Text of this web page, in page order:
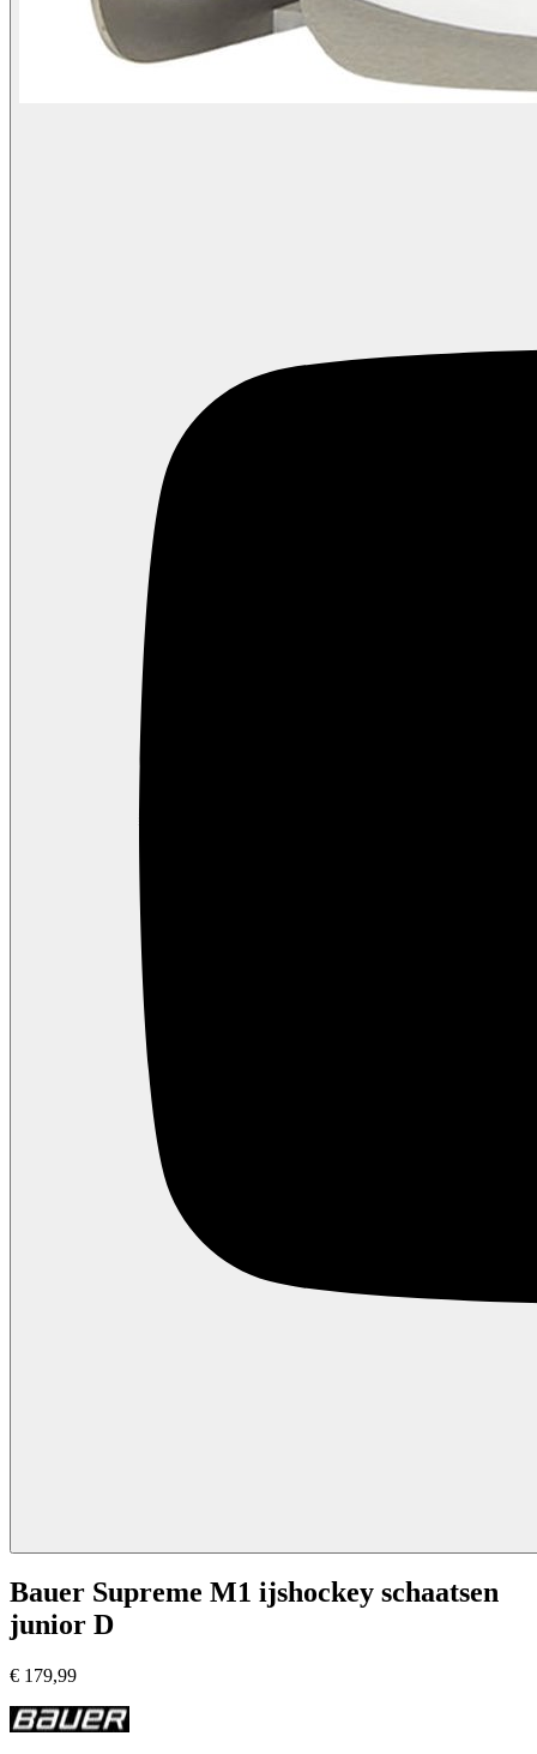
Bauer Supreme M1 ijshockey schaatsen
junior D
€ 179,99